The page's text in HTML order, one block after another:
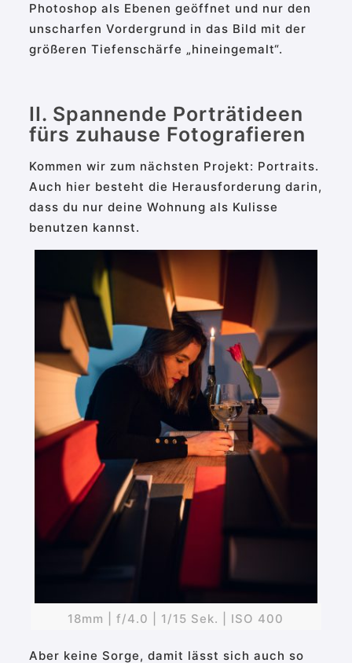
Photoshop als Ebenen geöffnet und nur den
unscharfen Vordergrund in das Bild mit der
größeren Tiefenschärfe „hineingemalt“.
II. Spannende Porträtideen
fürs zuhause Fotografieren
Kommen wir zum nächsten Projekt: Portraits.
Auch hier besteht die Herausforderung darin,
dass du nur deine Wohnung als Kulisse
benutzen kannst.
18mm | f/4.0 | 1/15 Sek. | ISO 400
Aber keine Sorge, damit lässt sich auch so